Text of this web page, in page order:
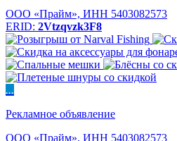
ООО «Прайм», ИНН 5403082573
ERID: 2Vtzqvzk3F8
...
Рекламное объявление
ООО «Прайм», ИНН 5403082573